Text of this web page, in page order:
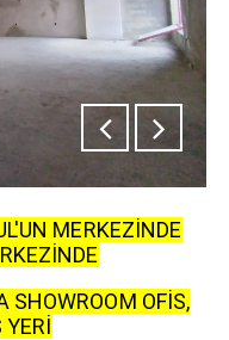
MERKEZİNDE
OFİS,
YERİ